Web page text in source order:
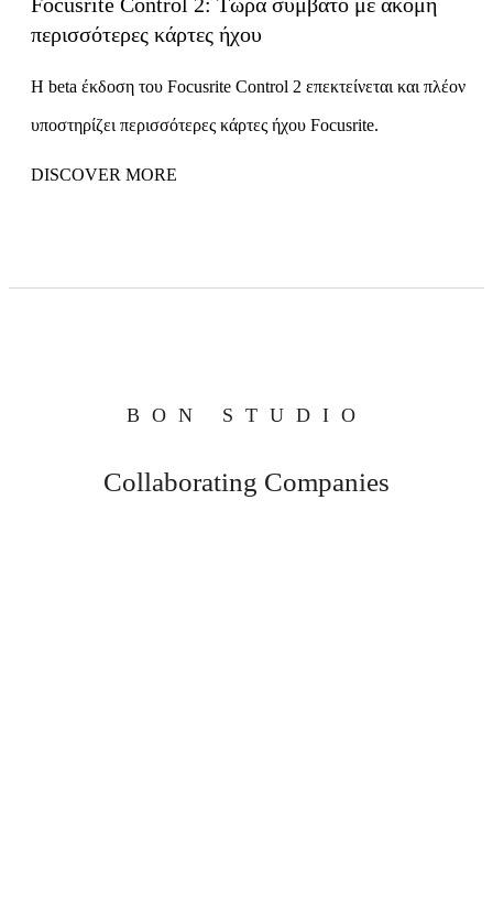
περισσότερες κάρτες ήχου
Η beta έκδοση του Focusrite Control 2 επεκτείνεται και πλέον
υποστηρίζει περισσότερες κάρτες ήχου Focusrite.
DISCOVER MORE
BON STUDIO
Collaborating Companies